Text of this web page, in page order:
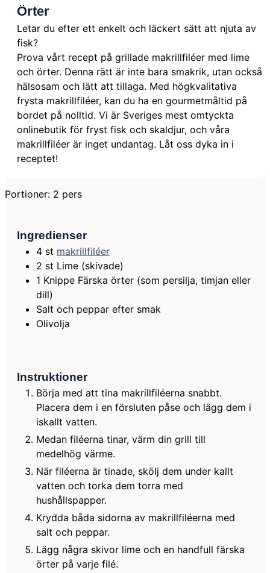
Örter
Letar du efter ett enkelt och läckert sätt att njuta av
fisk?
Prova vårt recept på grillade makrillfiléer med lime
och örter. Denna rätt är inte bara smakrik, utan också
hälsosam och lätt att tillaga. Med högkvalitativa
frysta makrillfiléer, kan du ha en gourmetmåltid på
bordet på nolltid. Vi är Sveriges mest omtyckta
onlinebutik för fryst fisk och skaldjur, och våra
makrillfiléer är inget undantag. Låt oss dyka in i
receptet!
Portioner: 2 pers
Ingredienser
4 st makrillfiléer
2 st Lime (skivade)
1 Knippe Färska örter (som persilja, timjan eller
dill)
Salt och peppar efter smak
Olivolja
Instruktioner
Börja med att tina makrillfiléerna snabbt.
Placera dem i en försluten påse och lägg dem i
iskallt vatten.
Medan filéerna tinar, värm din grill till
medelhög värme.
När filéerna är tinade, skölj dem under kallt
vatten och torka dem torra med
hushållspapper.
Krydda båda sidorna av makrillfiléerna med
salt och peppar.
Lägg några skivor lime och en handfull färska
örter på varje filé.